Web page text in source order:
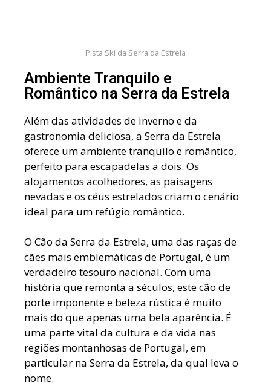
Pista Ski da Serra da Estrela
Ambiente Tranquilo e
Romântico na Serra da Estrela
Além das atividades de inverno e da
gastronomia deliciosa, a Serra da Estrela
oferece um ambiente tranquilo e romântico,
perfeito para escapadelas a dois. Os
alojamentos acolhedores, as paisagens
nevadas e os céus estrelados criam o cenário
ideal para um refúgio romântico.
O Cão da Serra da Estrela, uma das raças de
cães mais emblemáticas de Portugal, é um
verdadeiro tesouro nacional. Com uma
história que remonta a séculos, este cão de
porte imponente e beleza rústica é muito
mais do que apenas uma bela aparência. É
uma parte vital da cultura e da vida nas
regiões montanhosas de Portugal, em
particular na Serra da Estrela, da qual leva o
nome.